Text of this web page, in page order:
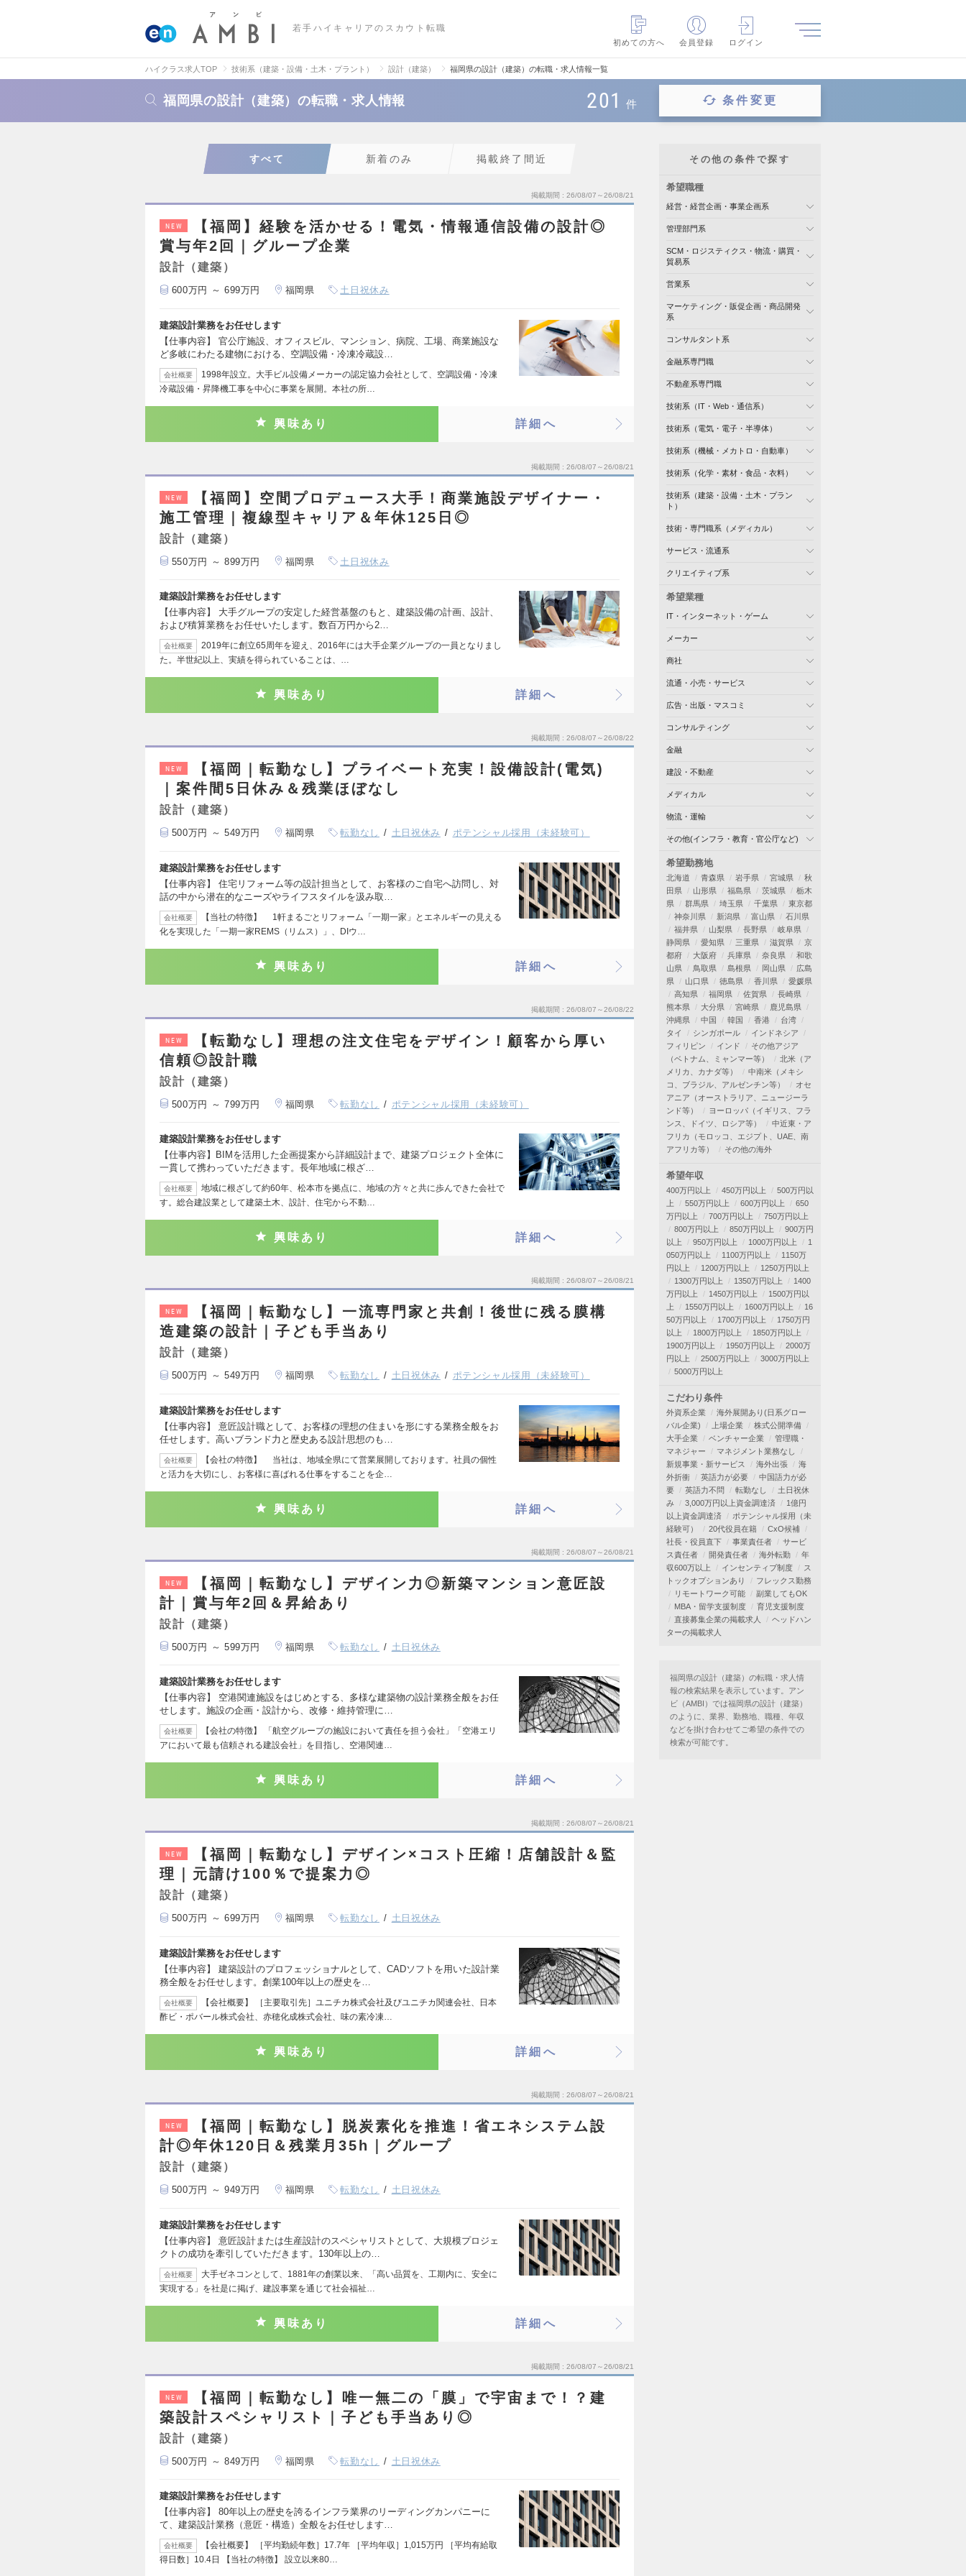
若手ハイキャリアのスカウト転職
初めての方へ
会員登録 ログイン
ハイクラス求人TOP 技術系（建築・設備・土木・プラント） 設計（建築） 福岡県の設計（建築）の転職・求人情報一覧
福岡県の設計（建築）の転職・求人情報 201 件 条件変更
すべて 新着のみ 掲載終了間近
掲載期間 26/08/07～26/08/21
NEW
【福岡】経験を活かせる！電気・情報通信設備の設計◎
賞与年2回｜グループ企業
設計（建築）
600万円 ～ 699万円 福岡県 土日祝休み
建築設計業務をお任せします
【仕事内容】 官公庁施設、オフィスビル、マンション、病院、工場、商業施設な
ど多岐にわたる建物における、空調設備・冷凍冷蔵設…
会社概要
1998年設立。大手ビル設備メーカーの認定協力会社として、空調設備・冷凍
冷蔵設備・昇降機工事を中心に事業を展開。本社の所…
興味あり 詳細へ
掲載期間 26/08/07～26/08/21
NEW
【福岡】空間プロデュース大手！商業施設デザイナー・
施工管理｜複線型キャリア＆年休125日◎
設計（建築）
550万円 ～ 899万円 福岡県 土日祝休み
建築設計業務をお任せします
【仕事内容】 大手グループの安定した経営基盤のもと、建築設備の計画、設計、
および積算業務をお任せいたします。数百万円から2…
会社概要
2019年に創立65周年を迎え、2016年には大手企業グループの一員となりまし
た。半世紀以上、実績を得られていることは、…
興味あり 詳細へ
掲載期間 26/08/07～26/08/22
NEW
【福岡｜転勤なし】プライベート充実！設備設計(電気)
｜案件間5日休み＆残業ほぼなし
設計（建築）
500万円 ～ 549万円 福岡県 転勤なし 土日祝休み ポテンシャル採用（未経験可）
建築設計業務をお任せします
【仕事内容】 住宅リフォーム等の設計担当として、お客様のご自宅へ訪問し、対
話の中から潜在的なニーズやライフスタイルを汲み取…
会社概要
【当社の特徴】 1軒まるごとリフォーム「一期一家」とエネルギーの見える
化を実現した「一期一家REMS（リムス）」、DIウ…
興味あり 詳細へ
掲載期間 26/08/07～26/08/22
NEW
【転勤なし】理想の注文住宅をデザイン！顧客から厚い
信頼◎設計職
設計（建築）
500万円 ～ 799万円 福岡県 転勤なし ポテンシャル採用（未経験可）
建築設計業務をお任せします
【仕事内容】BIMを活用した企画提案から詳細設計まで、建築プロジェクト全体に
一貫して携わっていただきます。長年地域に根ざ…
会社概要
地域に根ざして約60年、松本市を拠点に、地域の方々と共に歩んできた会社で
す。総合建設業として建築土木、設計、住宅から不動…
興味あり 詳細へ
掲載期間 26/08/07～26/08/21
NEW
【福岡｜転勤なし】一流専門家と共創！後世に残る膜構
造建築の設計｜子ども手当あり
設計（建築）
500万円 ～ 549万円 福岡県 転勤なし 土日祝休み ポテンシャル採用（未経験可）
建築設計業務をお任せします
【仕事内容】 意匠設計職として、お客様の理想の住まいを形にする業務全般をお
任せします。高いブランド力と歴史ある設計思想のも…
会社概要
【会社の特徴】 当社は、地域全県にて営業展開しております。社員の個性
と活力を大切にし、お客様に喜ばれる仕事をすることを企…
興味あり 詳細へ
掲載期間 26/08/07～26/08/21
NEW
【福岡｜転勤なし】デザイン力◎新築マンション意匠設
計｜賞与年2回＆昇給あり
設計（建築）
500万円 ～ 599万円 福岡県 転勤なし 土日祝休み
建築設計業務をお任せします
【仕事内容】 空港関連施設をはじめとする、多様な建築物の設計業務全般をお任
せします。施設の企画・設計から、改修・維持管理に…
会社概要
【会社の特徴】 「航空グループの施設において責任を担う会社」「空港エリ
アにおいて最も信頼される建設会社」を目指し、空港関連…
興味あり 詳細へ
掲載期間 26/08/07～26/08/21
NEW
【福岡｜転勤なし】デザイン×コスト圧縮！店舗設計＆監
理｜元請け100％で提案力◎
設計（建築）
500万円 ～ 699万円 福岡県 転勤なし 土日祝休み
建築設計業務をお任せします
【仕事内容】 建築設計のプロフェッショナルとして、CADソフトを用いた設計業
務全般をお任せします。創業100年以上の歴史を…
会社概要
【会社概要】 ［主要取引先］ユニチカ株式会社及びユニチカ関連会社、日本
酢ビ・ポバール株式会社、赤穂化成株式会社、味の素冷凍…
興味あり 詳細へ
掲載期間 26/08/07～26/08/21
NEW
【福岡｜転勤なし】脱炭素化を推進！省エネシステム設
計◎年休120日＆残業月35h｜グループ
設計（建築）
500万円 ～ 949万円 福岡県 転勤なし 土日祝休み
建築設計業務をお任せします
【仕事内容】 意匠設計または生産設計のスペシャリストとして、大規模プロジェ
クトの成功を牽引していただきます。130年以上の…
会社概要
大手ゼネコンとして、1881年の創業以来、「高い品質を、工期内に、安全に
実現する」を社是に掲げ、建設事業を通じて社会福祉…
興味あり 詳細へ
掲載期間 26/08/07～26/08/21
NEW
【福岡｜転勤なし】唯一無二の「膜」で宇宙まで！？建
築設計スペシャリスト｜子ども手当あり◎
設計（建築）
500万円 ～ 849万円 福岡県 転勤なし 土日祝休み
建築設計業務をお任せします
【仕事内容】 80年以上の歴史を誇るインフラ業界のリーディングカンパニーに
て、建築設計業務（意匠・構造）全般をお任せします…
会社概要
【会社概要】 ［平均勤続年数］17.7年 ［平均年収］1,015万円 ［平均有給取
得日数］10.4日 【当社の特徴】 設立以来80…
その他の条件で探す
希望職種
経営・経営企画・事業企画系
管理部門系
SCM・ロジスティクス・物流・購買・
貿易系
営業系
マーケティング・販促企画・商品開発
系
コンサルタント系
金融系専門職
不動産系専門職
技術系（IT・Web・通信系）
技術系（電気・電子・半導体）
技術系（機械・メカトロ・自動車）
技術系（化学・素材・食品・衣料）
技術系（建築・設備・土木・プラン
ト）
技術・専門職系（メディカル）
サービス・流通系
クリエイティブ系
希望業種
IT・インターネット・ゲーム
メーカー
商社
流通・小売・サービス
広告・出版・マスコミ
コンサルティング
金融
建設・不動産
メディカル
物流・運輸
その他(インフラ・教育・官公庁など)
希望勤務地
北海道 青森県 岩手県 宮城県
秋
田県
山形県 福島県 茨城県
栃木
県
群馬県 埼玉県 千葉県
東京都
神奈川県
新潟県 富山県
石川県
福井県
山梨県 長野県
岐阜県
静岡県
愛知県 三重県 滋賀県
京
都府
大阪府 兵庫県 奈良県
和歌
山県
鳥取県 島根県 岡山県
広島
県
山口県 徳島県 香川県
愛媛県
高知県
福岡県 佐賀県
長崎県
熊本県
大分県 宮崎県
鹿児島県
沖縄県
中国 韓国 香港
台湾
タイ
シンガポール
インドネシア
フィリピン
インド
その他アジア
（ベトナム、ミャンマー等）
北米（ア
メリカ、カナダ等）
中南米（メキシ
コ、ブラジル、アルゼンチン等）
オセ
アニア（オーストラリア、ニュージーラ
ンド等）
ヨーロッパ（イギリス、フラ
ンス、ドイツ、ロシア等）
中近東・ア
フリカ（モロッコ、エジプト、UAE、南
アフリカ等）
その他の海外
希望年収
400万円以上 450万円以上
500万円以
上
550万円以上 600万円以上
650
万円以上
700万円以上
750万円以上
800万円以上
850万円以上
900万円
以上
950万円以上 1000万円以上
1
050万円以上
1100万円以上
1150万
円以上
1200万円以上
1250万円以上
1300万円以上
1350万円以上
1400
万円以上
1450万円以上
1500万円以
上
1550万円以上 1600万円以上
16
50万円以上
1700万円以上
1750万円
以上
1800万円以上
1850万円以上
1900万円以上
1950万円以上
2000万
円以上
2500万円以上
3000万円以上
5000万円以上
こだわり条件
外資系企業
海外展開あり(日系グロー
バル企業)
上場企業
株式公開準備
大手企業
ベンチャー企業
管理職・
マネジャー
マネジメント業務なし
新規事業・新サービス
海外出張
海
外折衝
英語力が必要
中国語力が必
要
英語力不問 転勤なし
土日祝休
み
3,000万円以上資金調達済
1億円
以上資金調達済
ポテンシャル採用（未
経験可）
20代役員在籍
CxO候補
社長・役員直下
事業責任者
サービ
ス責任者
開発責任者 海外転勤
年
収600万以上
インセンティブ制度
ス
トックオプションあり
フレックス勤務
リモートワーク可能
副業してもOK
MBA・留学支援制度
育児支援制度
直接募集企業の掲載求人
ヘッドハン
ターの掲載求人
福岡県の設計（建築）の転職・求人情
報の検索結果を表示しています。アン
ビ（AMBI）では福岡県の設計（建築）
のように、業界、勤務地、職種、年収
などを掛け合わせてご希望の条件での
検索が可能です。